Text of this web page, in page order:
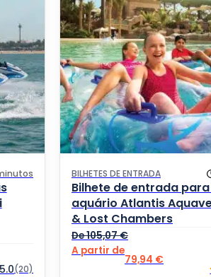
5.0(20)
BILHETES DE ENTRADA
Bilhete de entrada
aquário Atlantis
& Lost Chambers
De105,07€
O preço original
79,94 €